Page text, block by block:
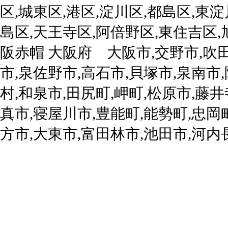
区,城東区,港区,淀川区,都島区,東
島区,天王寺区,阿倍野区,東住吉区
阪赤帽 大阪府 大阪市,交野市,吹
市,泉佐野市,高石市,貝塚市,泉南
村,和泉市,田尻町,岬町,松原市,藤
真市,寝屋川市,豊能町,能勢町,忠
方市,大東市,富田林市,池田市,河